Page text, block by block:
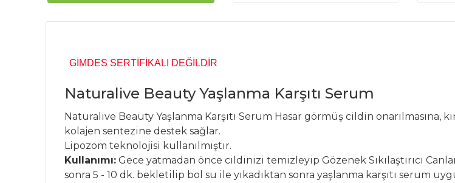
GİMDES SERTİFİKALI DEĞİLDİR
Naturalive Beauty Yaşlanma Karşıtı Serum
Naturalive Beauty Yaşlanma Karşıtı Serum Hasar görmüş cildin
kolajen sentezine destek sağlar.
Lipozom teknolojisi kullanılmıştır.
Kullanımı: Gece yatmadan önce cildinizi temizleyip Gözenek Sıkılaştırıcı
sonra 5 - 10 dk. bekletilip bol su ile yıkadıktan sonra yaşlanma karşıtı serum